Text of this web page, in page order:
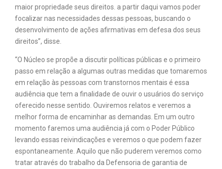
maior propriedade seus direitos. a partir daqui vamos poder
focalizar nas necessidades dessas pessoas, buscando o
desenvolvimento de ações afirmativas em defesa dos seus
direitos”, disse.
“O Núcleo se propõe a discutir políticas públicas e o primeiro
passo em relação a algumas outras medidas que tomaremos
em relação às pessoas com transtornos mentais é essa
audiência que tem a finalidade de ouvir o usuários do serviço
oferecido nesse sentido. Ouviremos relatos e veremos a
melhor forma de encaminhar as demandas. Em um outro
momento faremos uma audiência já com o Poder Público
levando essas reivindicações e veremos o que podem fazer
espontaneamente. Aquilo que não puderem veremos como
tratar através do trabalho da Defensoria de garantia de